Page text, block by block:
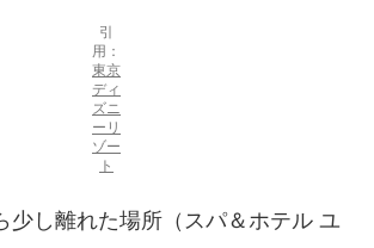
引
用：
東京
ディ
ズニ
ーリ
ゾー
ト
少し離れた場所（スパ＆ホテル ユ